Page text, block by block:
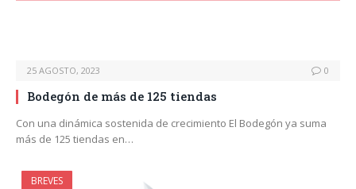
25 AGOSTO, 2023 0
Bodegón de más de 125 tiendas
Con una dinámica sostenida de crecimiento El Bodegón ya suma
más de 125 tiendas en…
BREVES